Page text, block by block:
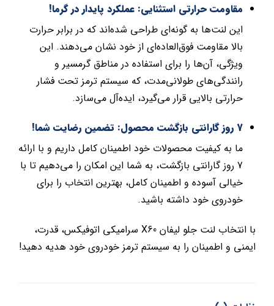
مقاومت حرارتی استثنایی: عملکرد پایدار در گرما!
این لنت‌ها به گونه‌ای طراحی شده‌اند که در برابر حرارت
بالا مقاومت فوق‌العاده‌ای از خود نشان می‌دهند. این
ویژگی، آن‌ها را برای استفاده در مناطق گرمسیر و
رانندگی‌های طولانی‌مدت، که سیستم ترمز تحت فشار
حرارتی بالایی قرار می‌گیرد، ایده‌آل می‌سازد.
7 روز گارانتی بازگشت محصول: تضمین رضایت شما!
ما به کیفیت محصولات خود اطمینان کامل داریم و با ارائه
7 روز گارانتی بازگشت، به شما این امکان را می‌دهیم تا با
خیالی آسوده و اطمینان کامل، بهترین انتخاب را برای
خودروی خود داشته باشید.
با انتخاب لنت جلو لیفان X60 سرامیکی اتوفیکس، قدرت،
ایمنی و اطمینان را به سیستم ترمز خودروی خود هدیه دهید!